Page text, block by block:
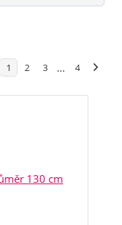
1 2 3 … 4